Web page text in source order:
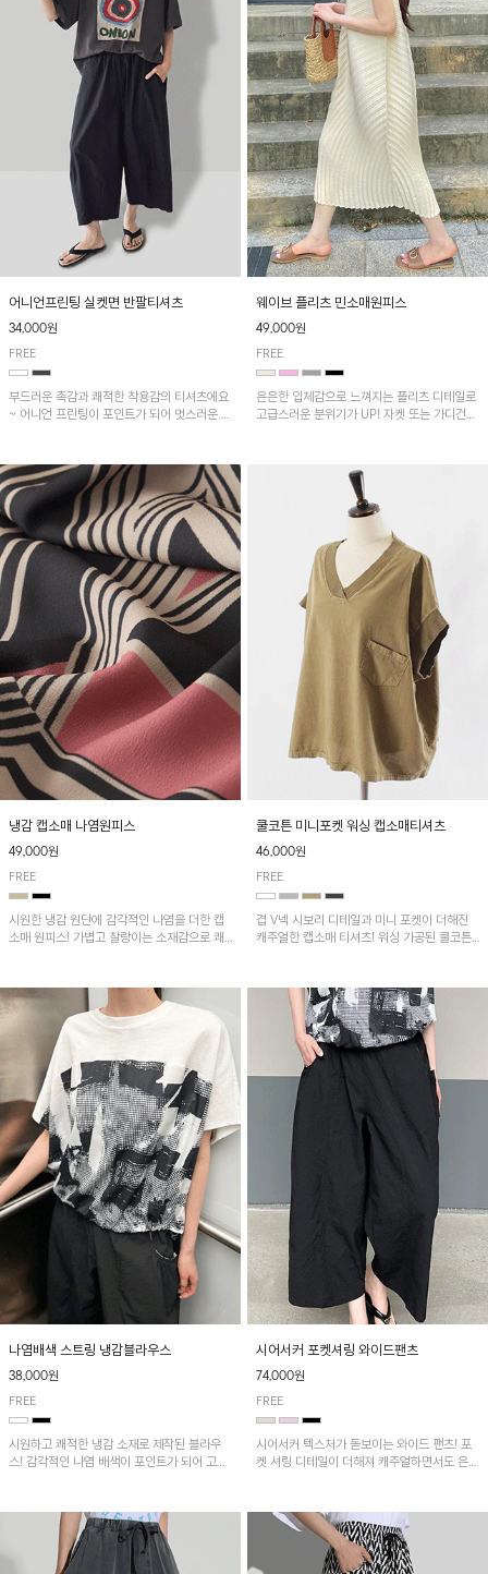
어니언프린팅 실켓면 반팔티셔츠
34,000원
FREE
부드러운 촉감과 쾌적한 착용감의 티셔츠에요
~ 어니언 프린팅이 포인트가 되어 멋스러운 아
웨이브 플리츠 민소매원피스
49,000원
FREE
은은한 입체감으로 느껴지는 플리츠 디테일로
고급스러운 분위기가 UP! 자켓 또는 가디건과
냉감 캡소매 나염원피스
49,000원
FREE
시원한 냉감 원단에 감각적인 나염을 더한 캡
소매 원피스! 가볍고 찰랑이는 소재감으로 쾌
쿨코튼 미니포켓 워싱 캡소매티셔츠
46,000원
FREE
겹 V넥 시보리 디테일과 미니 포켓이 더해진
캐주얼한 캡소매 티셔츠! 워싱 가공된 쿨코튼
나염배색 스트링 냉감블라우스
38,000원
FREE
시원하고 쾌적한 냉감 소재로 제작된 블라우
스! 감각적인 나염 배색이 포인트가 되어 고급
착용 가능합니다~
시어서커 포켓셔링 와이드팬츠
74,000원
FREE
시어서커 텍스처가 돋보이는 와이드 팬츠! 포
켓 셔링 디테일이 더해져 캐주얼하면서도 은은
다. 가볍고 쾌적한 착용감으로 여름철 데일리
아이템으로 활용하기 좋아요~